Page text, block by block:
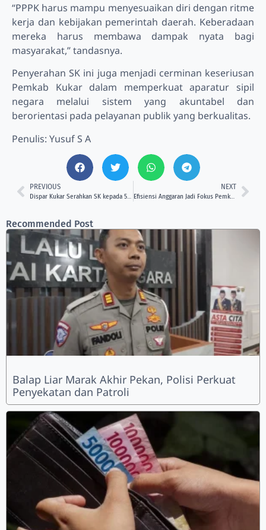
“PPPK harus mampu menyesuaikan diri dengan ritme
kerja dan kebijakan pemerintah daerah. Keberadaan
mereka harus membawa dampak nyata bagi
masyarakat,” tandasnya.
Penyerahan SK ini juga menjadi cerminan keseriusan
Pemkab Kukar dalam memperkuat aparatur sipil
negara melalui sistem yang akuntabel dan
berorientasi pada pelayanan publik yang berkualitas.
Penulis: Yusuf S A
PREVIOUS
Dispar Kukar Serahkan SK kepada 52 PPPK, Arianto: Tingkatkan Kinerja dan Layanan kepada Masyarakat
NEXT
Efisiensi Anggaran Jadi Fokus Pemkab Kukar, Program Prioritas Masyarakat Tetap Diutamakan
Recommended Post
Balap Liar Marak Akhir Pekan, Polisi Perkuat
Penyekatan dan Patroli